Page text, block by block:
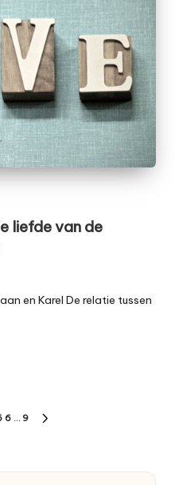
liefde van de
en Karel De relatie tussen
6 … 9